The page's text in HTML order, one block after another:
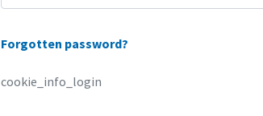
Forgotten password?
cookie_info_login